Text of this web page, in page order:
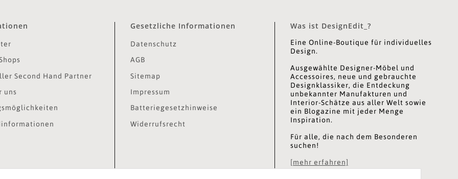
Second Hand Partner
uns
Gesetzliche Informationen
Datenschutz
AGB
Sitemap
Impressum
Batteriegesetzhinweise
Widerrufsrecht
Was ist DesignEdit_?
Eine Online-Boutique für individuelles
Design.
Ausgewählte Designer-Möbel und
Accessoires, neue und gebrauchte
Designklassiker, die Entdeckung
unbekannter Manufakturen und
Interior-Schätze aus aller Welt sowie
ein Blogazine mit jeder Menge
Inspiration.
Für alle, die nach dem Besonderen
suchen!
[mehr erfahren]